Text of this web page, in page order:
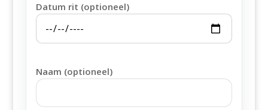
Datum rit (optioneel)
Naam (optioneel)